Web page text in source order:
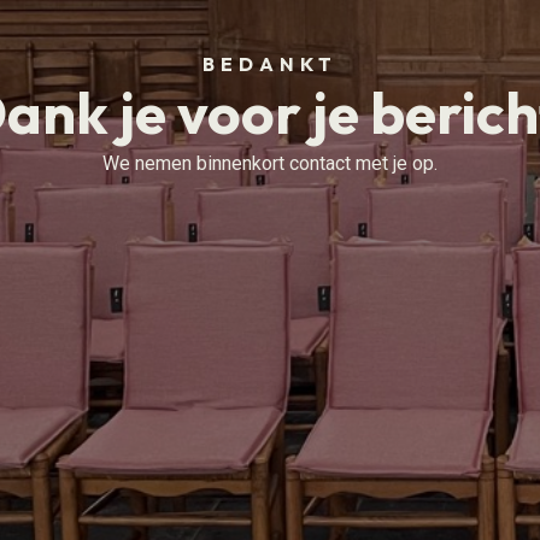
BEDANKT
je voor je
We nemen binnenkort contact met je op.